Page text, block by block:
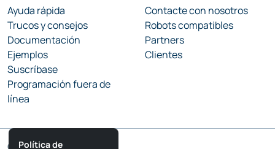
Ayuda rápida
Trucos y consejos
Documentación
Ejemplos
Suscríbase
Programación fuera de
línea
Contacte con nosotros
Robots compatibles
Partners
Clientes
Política de